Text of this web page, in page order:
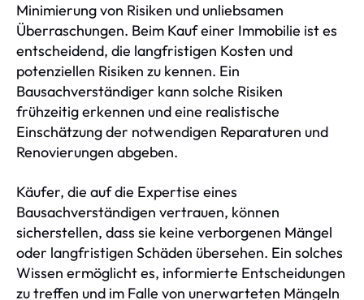
Minimierung von Risiken und unliebsamen
Überraschungen. Beim Kauf einer Immobilie ist es
entscheidend, die langfristigen Kosten und
potenziellen Risiken zu kennen. Ein
Bausachverständiger kann solche Risiken
frühzeitig erkennen und eine realistische
Einschätzung der notwendigen Reparaturen und
Renovierungen abgeben.
Käufer, die auf die Expertise eines
Bausachverständigen vertrauen, können
sicherstellen, dass sie keine verborgenen Mängel
oder langfristigen Schäden übersehen. Ein solches
Wissen ermöglicht es, informierte Entscheidungen
zu treffen und im Falle von unerwarteten Mängeln